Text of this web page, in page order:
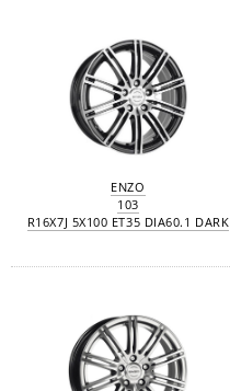
ENZO
103
R16X7J 5X100 ET35 DIA60.1 DARK